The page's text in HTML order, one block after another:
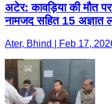
अटेर: कावड़िया की मौत
नामजद सहित 15 अज्ञात
Ater, Bhind | Feb 17,